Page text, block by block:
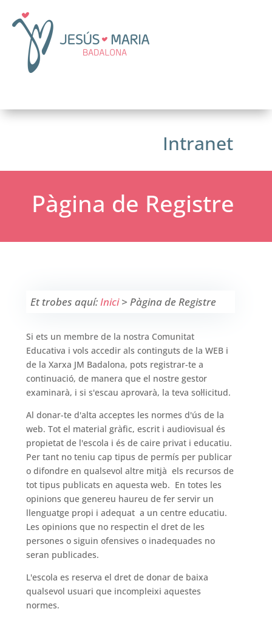
Intranet
Pàgina de Registre
Et trobes aquí:Inici> Pàgina de Registre
Si ets un membre de la nostra Comunitat
Educativa i vols accedir als continguts de la WEB i
de la Xarxa JM Badalona, pots registrar-te a
continuació, de manera que el nostre gestor
examinarà, i si s'escau aprovarà, la teva sol·licitud.
Al donar-te d'alta acceptes les normes d'ús de la
web. Tot el material gràfic, escrit i audiovisual és
propietat de l'escola i és de caire privat i educatiu.
Per tant no teniu cap tipus de permís per publicar
o difondre en qualsevol altre mitjà els recursos de
tot tipus publicats en aquesta web. En totes les
opinions que genereu haureu de fer servir un
llenguatge propi i adequat a un centre educatiu.
Les opinions que no respectin el dret de les
persones o siguin ofensives o inadequades no
seran publicades.
L'escola es reserva el dret de donar de baixa
qualsevol usuari que incompleixi aquestes
normes.